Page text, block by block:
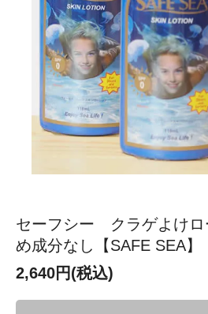
セーフシー クラゲよけロ
め成分なし【SAFE SEA】
2,640円(税込)